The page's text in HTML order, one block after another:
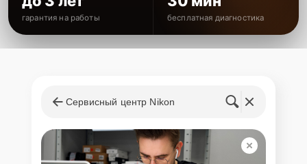
гарантия на работы бесплатная диагностика
Сервисный центр Nikon